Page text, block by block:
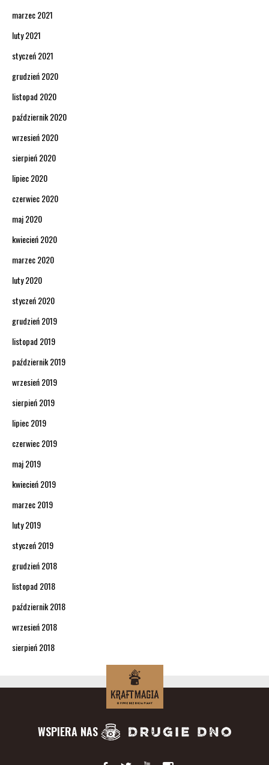
marzec 2021
luty 2021
styczeń 2021
grudzień 2020
listopad 2020
październik 2020
wrzesień 2020
sierpień 2020
lipiec 2020
czerwiec 2020
maj 2020
kwiecień 2020
marzec 2020
luty 2020
styczeń 2020
grudzień 2019
listopad 2019
październik 2019
wrzesień 2019
sierpień 2019
lipiec 2019
czerwiec 2019
maj 2019
kwiecień 2019
marzec 2019
luty 2019
styczeń 2019
grudzień 2018
listopad 2018
październik 2018
wrzesień 2018
sierpień 2018
WSPIERA NAS